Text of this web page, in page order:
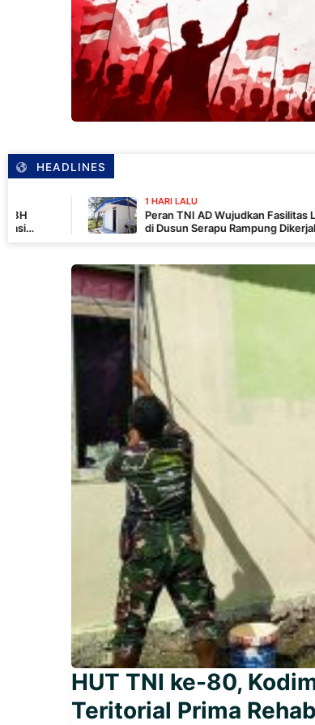
HEADLINES
1 HARI LALU
Peran TNI AD Wujudkan Fasilitas Layak,
di Dusun Serapu Rampung Dikerjakan
HUT TNI ke-80,
Teritorial Prima